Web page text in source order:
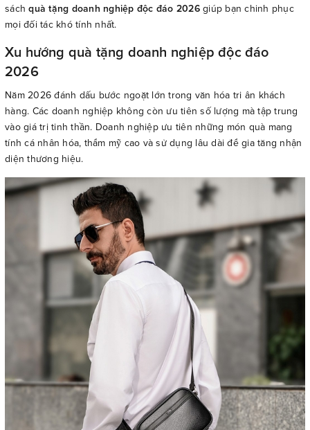
sáchquà tặng doanh nghiệp độc đáo 2026giúp bạn chinh phục
mọi đối tác khó tính nhất.
Xu hướng quà tặng doanh nghiệp độc đáo
2026
Năm 2026 đánh dấu bước ngoặt lớn trong văn hóa tri ân khách
hàng. Các doanh nghiệp không còn ưu tiên số lượng mà tập trung
vào giá trị tinh thần. Doanh nghiệp ưu tiên những món quà mang
tính cá nhân hóa, thẩm mỹ cao và sử dụng lâu dài để gia tăng nhận
diện thương hiệu.